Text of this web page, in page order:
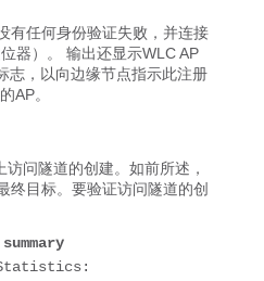
有任何身份验证失败，并连接
器）。 输出还显示WLC AP
志，以向边缘节点指示此注册
AP。
问隧道的创建。如前所述，
终目标。要验证访问隧道的创
Statistics: